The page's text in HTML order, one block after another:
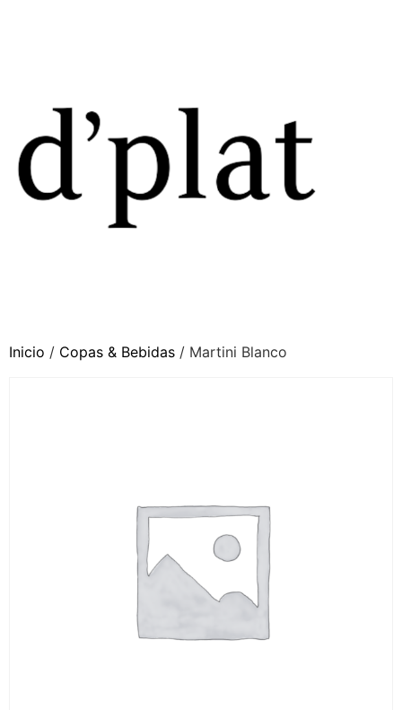
Inicio / Copas & Bebidas / Martini Blanco